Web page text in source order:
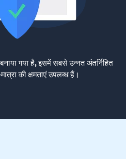
गया है, इसमें सबसे उन्नत अंतर्निहित
की क्षमताएं उपलब्ध हैं।